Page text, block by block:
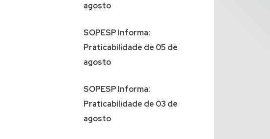
agosto
SOPESP Informa:
Praticabilidade de 05 de
agosto
SOPESP Informa:
Praticabilidade de 03 de
agosto